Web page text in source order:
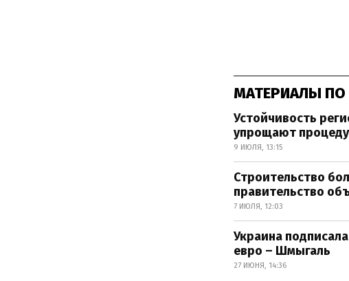
МАТЕРИАЛЫ ПО
Устойчивость
упрощают
9 ИЮЛЯ, 13:15
Строительство
правительство
7 ИЮЛЯ, 12:03
Украина
евро – Шмыгаль
27 ИЮНЯ, 14:36